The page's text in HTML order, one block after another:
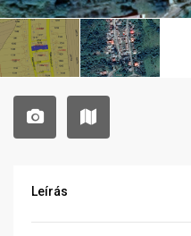
Leírás